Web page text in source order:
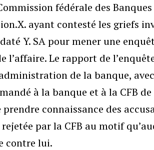
fédérale des
ayant contesté les griefs
Y. SA pour mener une
l’affaire. Le rapport de
de la banque,
à la banque et à la CFB
connaissance des
par la CFB au motif
contre lui.